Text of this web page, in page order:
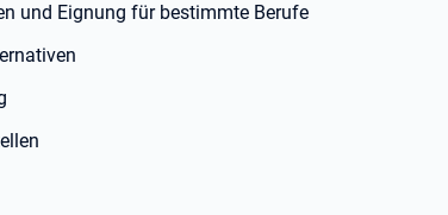
und Eignung für bestimmte Berufe